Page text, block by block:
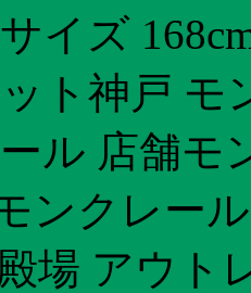
イズ
ト神戸 モ
ル 店舗モ
ンクレー
場 アウト